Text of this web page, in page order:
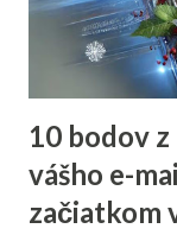
10 bodov
vášho e-
začiatkom